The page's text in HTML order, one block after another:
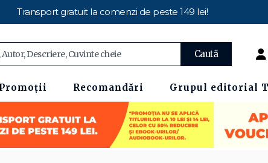
Transport gratuit la comenzi de peste 149 lei!
Caută
Promoții Recomandări Grupul editorial